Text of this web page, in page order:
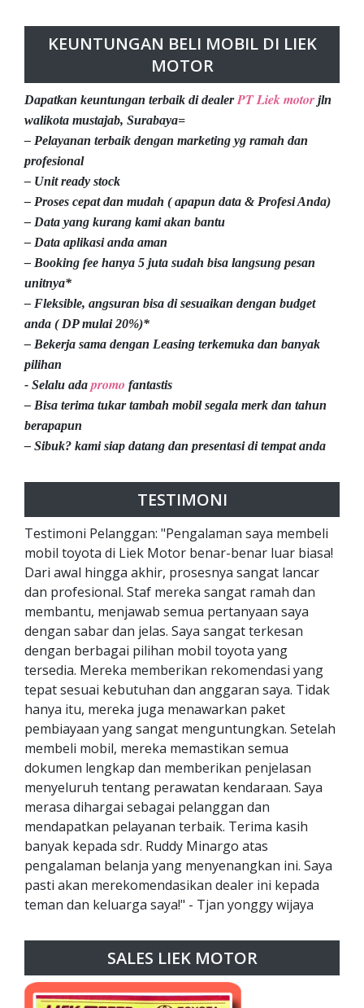
KEUNTUNGAN BELI MOBIL DI LIEK
MOTOR
Dapatkan keuntungan terbaik di dealerPT Liek motor jln
walikota mustajab, Surabaya=
– Pelayanan terbaik dengan marketing yg ramah dan
profesional
– Unit ready stock
– Proses cepat dan mudah ( apapun data & Profesi Anda)
– Data yang kurang kami akan bantu
– Data aplikasi anda aman
– Booking fee hanya 5 juta sudah bisa langsung pesan
unitnya*
– Fleksible, angsuran bisa di sesuaikan dengan budget
anda ( DP mulai 20%)*
– Bekerja sama dengan Leasing terkemuka dan banyak
pilihan
- Selalu ada promo fantastis
– Bisa terima tukar tambah mobil segala merk dan tahun
berapapun
– Sibuk? kami siap datang dan presentasi di tempat anda
TESTIMONI
Testimoni Pelanggan: "Pengalaman saya membeli
mobil toyota di Liek Motor benar-benar luar biasa!
Dari awal hingga akhir, prosesnya sangat lancar
dan profesional. Staf mereka sangat ramah dan
membantu, menjawab semua pertanyaan saya
dengan sabar dan jelas. Saya sangat terkesan
dengan berbagai pilihan mobil toyota yang
tersedia. Mereka memberikan rekomendasi yang
tepat sesuai kebutuhan dan anggaran saya. Tidak
hanya itu, mereka juga menawarkan paket
pembiayaan yang sangat menguntungkan. Setelah
membeli mobil, mereka memastikan semua
dokumen lengkap dan memberikan penjelasan
menyeluruh tentang perawatan kendaraan. Saya
merasa dihargai sebagai pelanggan dan
mendapatkan pelayanan terbaik. Terima kasih
banyak kepada sdr. Ruddy Minargo atas
pengalaman belanja yang menyenangkan ini. Saya
pasti akan merekomendasikan dealer ini kepada
teman dan keluarga saya!" - Tjan yonggy wijaya
SALES LIEK MOTOR